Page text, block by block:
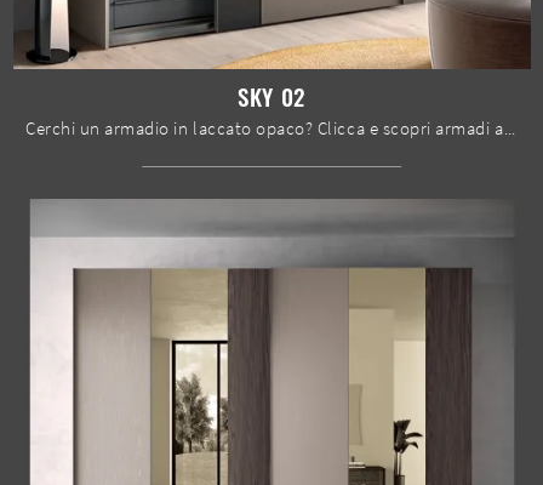
SKY 02
Cerchi un armadio in laccato opaco? Clicca e scopri armadi a muro con ante scorrevoli di Spar.